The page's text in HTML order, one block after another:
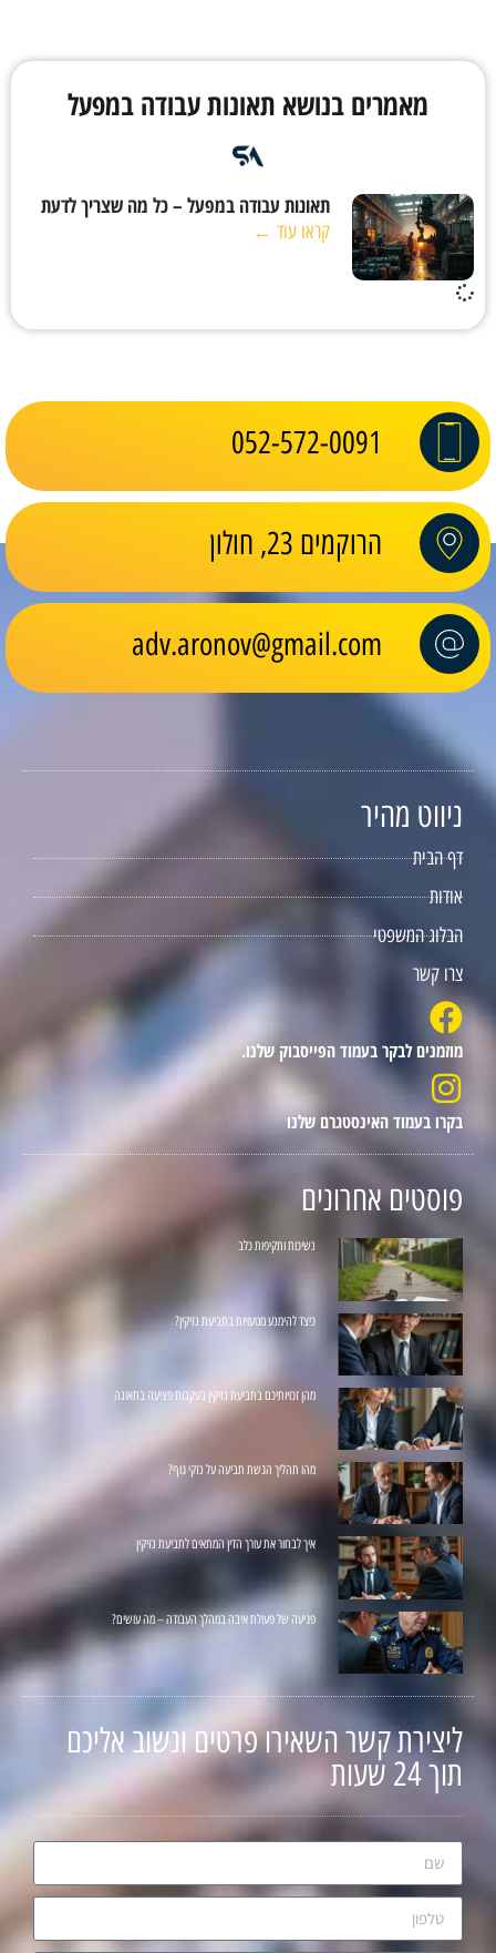
מאמרים בנושא תאונות עבודה במפעל
תאונות עבודה במפעל – כל מה שצריך לדעת
קראו עוד ←
052-572-0091
הרוקמים 23, חולון
adv.aronov@gmail.com
ניווט מהיר
דף הבית
אודות
הבלוג המשפטי
צרו קשר
מוזמנים לבקר בעמוד הפייסבוק שלנו.
בקרו בעמוד האינסטגרם שלנו
פוסטים אחרונים
נשיכות ותקיפות כלב
כיצד להימנע מטעויות בתביעת נזיקין?
מהן זכויותיכם בתביעת נזיקין בעקבות פציעה בתאונה
מהו תהליך הגשת תביעה על נזקי גוף?
איך לבחור את עורך הדין המתאים לתביעת נזיקין
פגיעה של פעולת איבה במהלך העבודה – מה עושים?
ליצירת קשר השאירו פרטים ונשוב אליכם
תוך 24 שעות